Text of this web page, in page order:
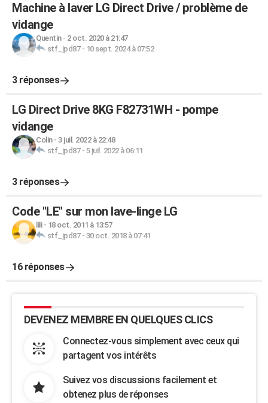
Machine à laver LG Direct Drive / problème de
vidange
Quentin- 2 oct. 2020 à 21:47
stf_jpd87- 10 sept. 2024 à 07:52
3 réponses
LG Direct Drive 8KG F82731WH - pompe
vidange
Colin- 3 juil. 2022 à 22:48
stf_jpd87- 5 juil. 2022 à 06:11
3 réponses
Code "LE" sur mon lave-linge LG
lili- 18 oct. 2011 à 13:57
stf_jpd87- 30 oct. 2018 à 07:41
16 réponses
DEVENEZ MEMBRE EN QUELQUES CLICS
Connectez-vous simplement avec ceux qui
partagent vos intérêts
Suivez vos discussions facilement et
obtenez plus de réponses